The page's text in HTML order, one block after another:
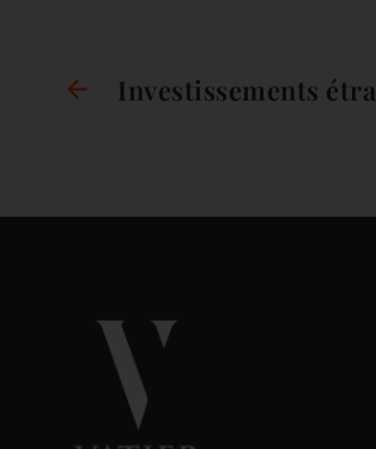
Investissements